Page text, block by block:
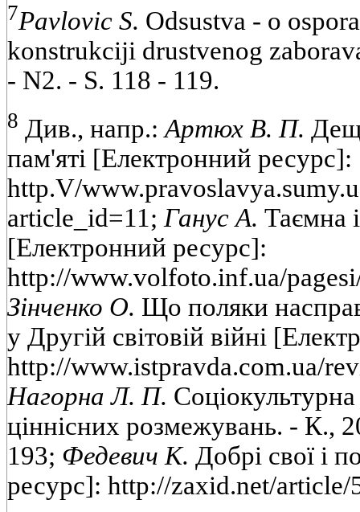
7Pavlovic S. Odsustva - о
konstrukciji drustvenog
- N2. - S. 118 - 119.
8 Див., напр.:Артюх В. П.
пам'яті [Електронний ресурс]:
http.V/
article_id=11; Ганус А. Таємна
[Електронний ресурс]:
http://www.volfoto.inf.ua/
Зінченко О. Що поляки
у Другій світовій війні
http://www.istpravda.com.ua/
Нагорна Л. П.
ціннісних розмежувань. - К.,
193; Федевич К. Добрі свої і
ресурс]: http://zaxid.net/article/